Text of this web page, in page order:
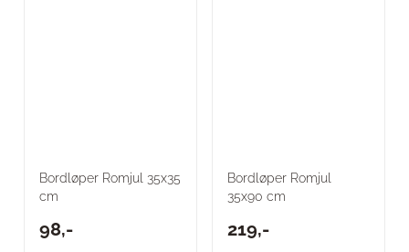
Bordløper Romjul 35x35
cm
98,-
Bordløper Romjul
35x90 cm
219,-